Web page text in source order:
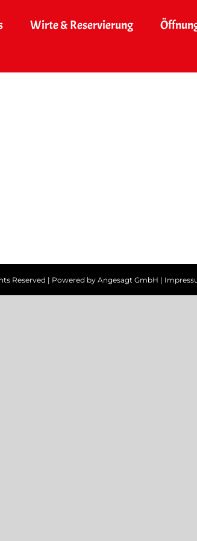
Wirte & Reservierung
Reserved | Powered by Angesagt GmbH |